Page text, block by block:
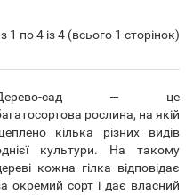
1 по 4 із 4 (всього 1 сторінок)
сад — це
рослина, на якій
кілька різних видів
культури. На такому
кожна гілка відповідає
окремий сорт і дає власний